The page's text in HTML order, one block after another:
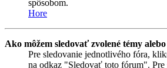
spôsobom.
Hore
Ako môžem sledovať zvolené témy
Pre sledovanie jednotlivého fóra,
na odkaz "Sledovať toto fórum".